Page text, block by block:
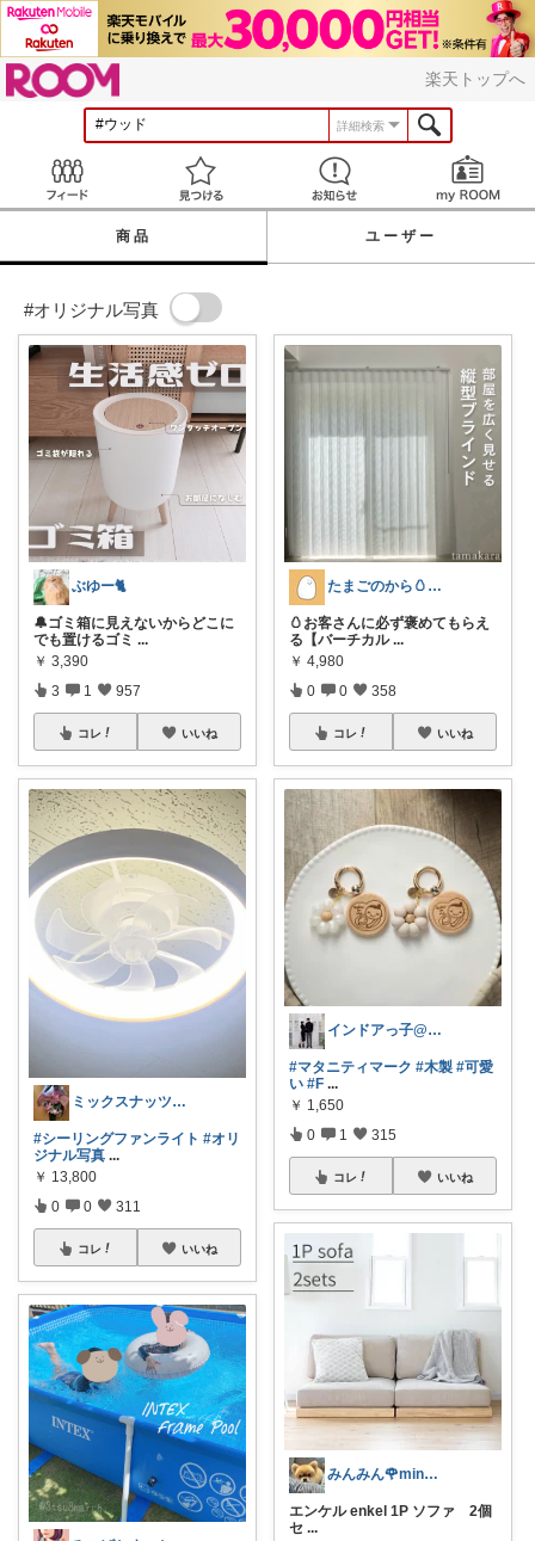
楽天トップへ
詳細検索
見つける お知らせ
商品 ユーザー
#オリジナル写真
ぶゆー🐈
🔔ゴミ箱に見えないからどこに
でも置けるゴミ ...
￥ 3,390
3 1 957
コレ いいね
ミックスナッツ💎ご経由購入感謝です🌟
#シーリングファンライト #オリ
ジナル写真 ...
￥ 13,800
0 0 311
コレ いいね
たまごのから🥚ラクに暮らす┊︎育児
🥚お客さんに必ず褒めてもらえ
る【バーチカル ...
￥ 4,980
0 0 358
コレ いいね
インドアっ子@ご購入ありがとうございます
#マタニティマーク #木製 #可愛
い #F ...
￥ 1,650
0 1 315
コレ いいね
みんみん🌹minminღ
エンケル enkel 1P ソファ 2個
セ ...